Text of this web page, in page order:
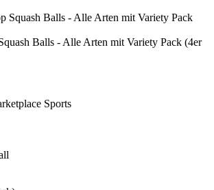
Balls - Alle Arten mit Variety Pack (4er